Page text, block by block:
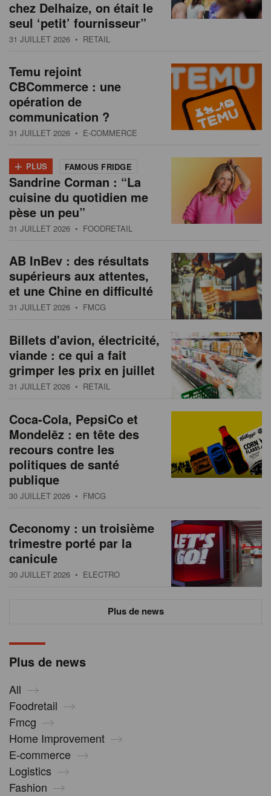
Plus de news
All
Foodretail
Fmcg
Home Improvement
E-commerce
Logistics
Fashion
chez Delhaize, on était le
seul ‘petit’ fournisseur”
31 JUILLET 2026 • RETAIL
Temu rejoint
CBCommerce : une
opération de
communication ?
31 JUILLET 2026 • E-COMMERCE
+ PLUS FAMOUS FRIDGE
Sandrine Corman : “La
cuisine du quotidien me
pèse un peu”
31 JUILLET 2026 • FOODRETAIL
AB InBev : des résultats
supérieurs aux attentes,
et une Chine en difficulté
31 JUILLET 2026 • FMCG
Billets d'avion, électricité,
viande : ce qui a fait
grimper les prix en juillet
31 JUILLET 2026 • RETAIL
Coca-Cola, PepsiCo et
Mondelēz : en tête des
recours contre les
politiques de santé
publique
30 JUILLET 2026 • FMCG
Ceconomy : un troisième
trimestre porté par la
canicule
30 JUILLET 2026 • ELECTRO
Plus de news